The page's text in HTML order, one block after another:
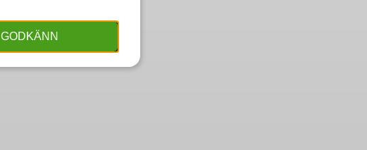
GODKÄNN